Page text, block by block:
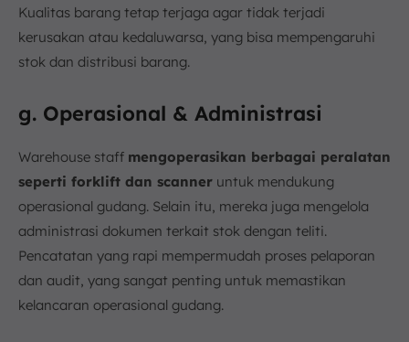
Kualitas barang tetap terjaga agar tidak terjadi
kerusakan atau kedaluwarsa, yang bisa mempengaruhi
stok dan distribusi barang.
g. Operasional & Administrasi
Warehouse staff mengoperasikan berbagai peralatan
seperti forklift dan scanner untuk mendukung
operasional gudang. Selain itu, mereka juga mengelola
administrasi dokumen terkait stok dengan teliti.
Pencatatan yang rapi mempermudah proses pelaporan
dan audit, yang sangat penting untuk memastikan
kelancaran operasional gudang.